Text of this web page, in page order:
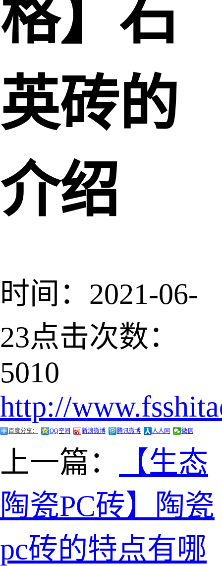
格】石
英砖的
介绍
时间：2021-06-
23点击次数：
5010
http://
百度分享： QQ空间 新浪微博 腾讯微博 人人网 微信
上一篇：
【生态
陶瓷PC砖】陶瓷
pc砖的特点有哪